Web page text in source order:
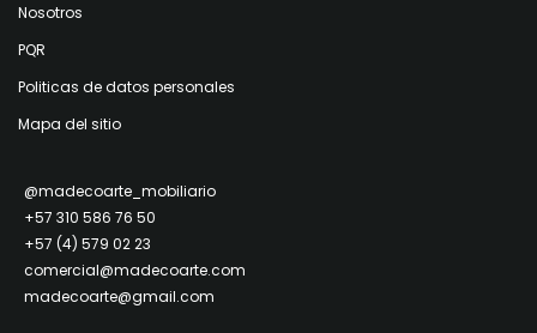
Nosotros
PQR
Politicas de datos personales
Mapa del sitio
@madecoarte_mobiliario
+57 310 586 76 50
+57 (4) 579 02 23
comercial@madecoarte.com
madecoarte@gmail.com